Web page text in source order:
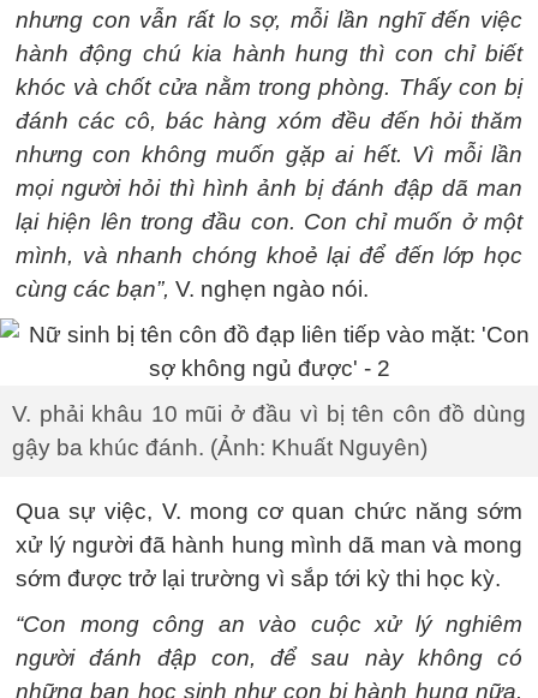
nhưng con vẫn rất lo sợ, mỗi lần nghĩ đến việc
hành động chú kia hành hung thì con chỉ biết
khóc và chốt cửa nằm trong phòng. Thấy con bị
đánh các cô, bác hàng xóm đều đến hỏi thăm
nhưng con không muốn gặp ai hết. Vì mỗi lần
mọi người hỏi thì hình ảnh bị đánh đập dã man
lại hiện lên trong đầu con. Con chỉ muốn ở một
mình, và nhanh chóng khoẻ lại để đến lớp học
cùng các bạn”, V. nghẹn ngào nói.
V. phải khâu 10 mũi ở đầu vì bị tên côn đồ dùng
gậy ba khúc đánh. (Ảnh: Khuất Nguyên)
Qua sự việc, V. mong cơ quan chức năng sớm
xử lý người đã hành hung mình dã man và mong
sớm được trở lại trường vì sắp tới kỳ thi học kỳ.
“Con mong công an vào cuộc xử lý nghiêm
người đánh đập con, để sau này không có
những bạn học sinh như con bị hành hung nữa.